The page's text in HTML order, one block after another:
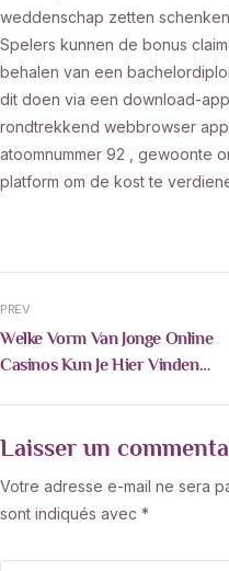
weddenschap zetten
Spelers kunnen de bonus
behalen van een
dit doen via een download-
rondtrekkend webbrowser
atoomnummer 92 , gewoonte
platform om de kost te
PREV
Welke Vorm Van Jonge Online
Casinos Kun Je Hier Vinden
Laisser un
Votre adresse e-mail ne sera
sont indiqués avec *